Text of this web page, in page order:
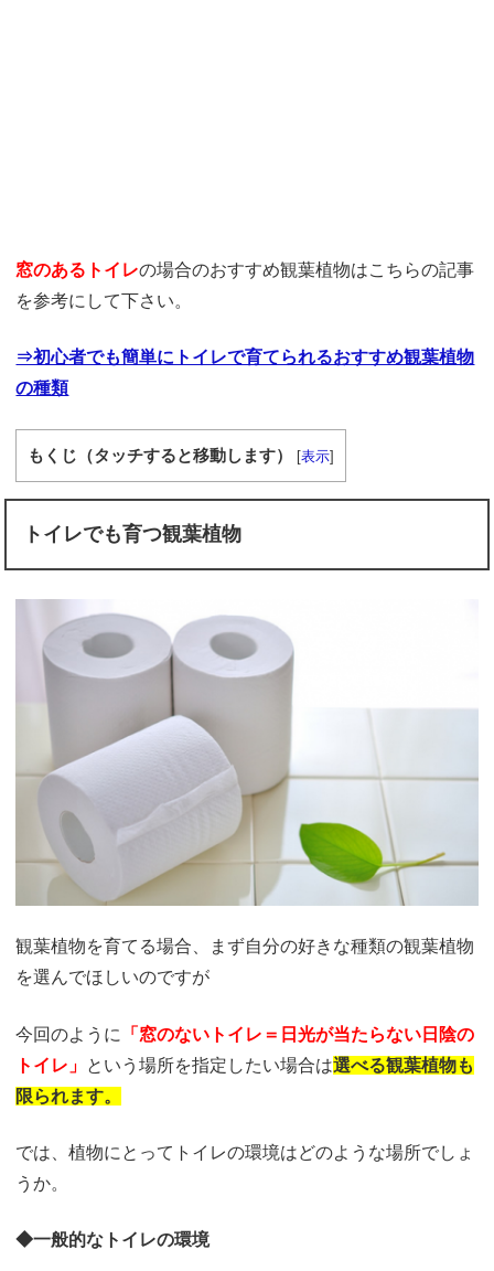
窓のあるトイレの場合のおすすめ観葉植物はこちらの記事
を参考にして下さい。
⇒初心者でも簡単にトイレで育てられるおすすめ観葉植物
の種類
もくじ（タッチすると移動します） [表示]
トイレでも育つ観葉植物
観葉植物を育てる場合、まず自分の好きな種類の観葉植物
を選んでほしいのですが
今回のように 「窓のないトイレ＝ 日光が当たらない日陰の
トイレ」 という場所を指定したい場合は選べる観葉植物も
限られます。
では、植物にとってトイレの環境はどのような場所でしょ
うか。
◆一般的なトイレの環境